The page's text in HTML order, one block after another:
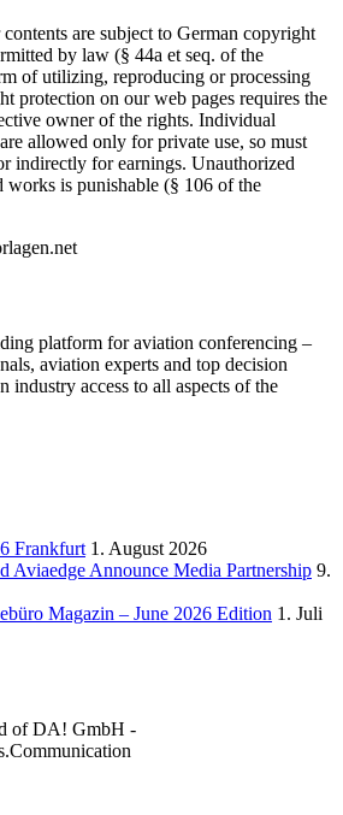
are subject to German copyright
by law (§ 44a et seq. of the
of utilizing, reproducing or processing
protection on our web pages requires the
owner of the rights. Individual
allowed only for private use, so must
indirectly for earnings. Unauthorized
is punishable (§ 106 of the
platform for aviation conferencing –
aviation experts and top decision
industry access to all aspects of the
Frankfurt 1. August 2026
Aviaedge Announce Media Partnership 9.
Magazin – June 2026 Edition 1. Juli
of DA! GmbH -